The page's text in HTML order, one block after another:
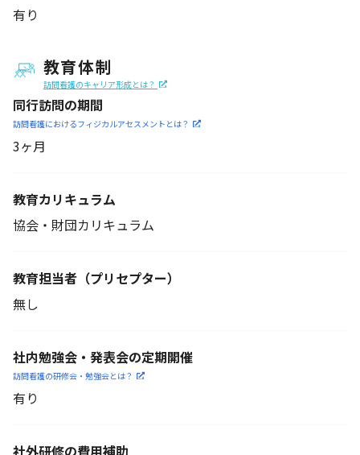
有り
教育体制
訪問看護のキャリア形成とは？
同行訪問の期間
訪問看護におけるフィジカルアセスメントとは？
3ヶ月
教育カリキュラム
協会・財団カリキュラム
教育担当者 （プリセプター）
無し
社内勉強会・発表会の定期開催
訪問看護の研修会・勉強会とは？
有り
社外研修の費用補助